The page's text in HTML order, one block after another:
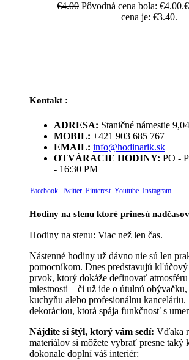
€4.00 Pôvodná cena bola: €4.00.€
cena je: €3.40.
Kontakt :
ADRESA: Staničné námestie
MOBIL: +421 903 685 767
EMAIL: info@hodinarik.sk
OTVÁRACIE HODINY: PO -
- 16:30 PM
Facebook Twitter Pinterest Youtube Instagram
Hodiny na stenu ktoré prinesú
Hodiny na stenu: Viac než len čas.
Nástenné hodiny už dávno nie sú len
pomocníkom. Dnes predstavujú
prvok, ktorý dokáže definovať atmosféru
miestnosti – či už ide o útulnú obývačku,
kuchyňu alebo profesionálnu kanceláriu.
dekoráciou, ktorá spája funkčnosť s
Nájdite si štýl, ktorý vám sedí: Vďaka
materiálov si môžete vybrať presne taký
dokonale doplní váš interiér: